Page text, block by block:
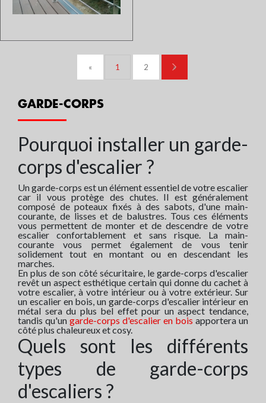
garde-corps est réalisé avec
des panneaux de verre fixés par
technique...
GARDE-CORPS À LISSES -
MODÈLE BI ARC
Sur devis
« 1 2 »
GARDE-CORPS
Pourquoi installer un garde-
corps d'escalier ?
Un garde-corps est un élément essentiel de votre escalier
car il vous protège des chutes. Il est généralement
composé de poteaux fixés à des sabots, d'une main-
courante, de lisses et de balustres. Tous ces éléments
vous permettent de monter et de descendre de votre
escalier confortablement et sans risque. La main-
courante vous permet également de vous tenir
solidement tout en montant ou en descendant les
marches.
En plus de son côté sécuritaire, le garde-corps d'escalier
revêt un aspect esthétique certain qui donne du cachet à
votre escalier, à votre intérieur ou à votre extérieur. Sur
un escalier en bois, un garde-corps d'escalier intérieur en
métal sera du plus bel effet pour un aspect tendance,
tandis qu'un garde-corps d'escalier en bois apportera un
côté plus chaleureux et cosy.
Quels sont les différents
types de garde-corps
d'escaliers ?